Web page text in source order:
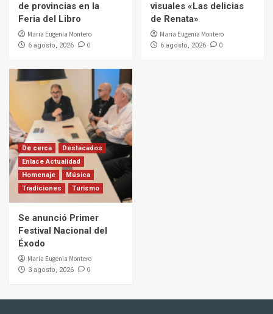
de provincias en la
Feria del Libro
Maria Eugenia Montero
6 agosto, 2026 0
visuales «Las delicias
de Renata»
Maria Eugenia Montero
6 agosto, 2026 0
De cerca
Destacados
Enlace Actualidad
Homenaje
Música
Tradiciones
Turismo
Se anunció Primer
Festival Nacional del
Éxodo
Maria Eugenia Montero
3 agosto, 2026 0